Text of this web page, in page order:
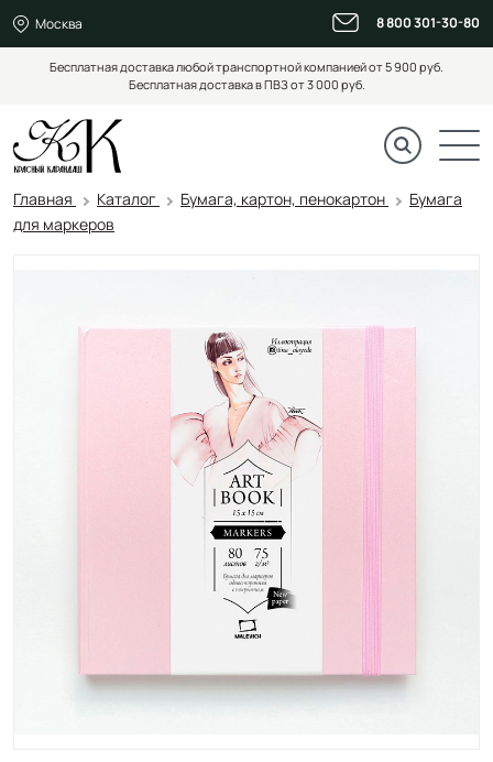
Москва 8 800 301-30-80
Бесплатная доставка любой транспортной компанией от 5 900 руб.
Бесплатная доставка в ПВЗ от 3 000 руб.
Главная Каталог Бумага, картон, пенокартон
Бумага
для маркеров